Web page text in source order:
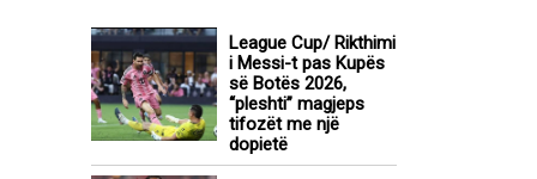
League Cup/ Rikthimi
i Messi-t pas Kupës
së Botës 2026,
“pleshti” magjeps
tifozët me një
dopietë